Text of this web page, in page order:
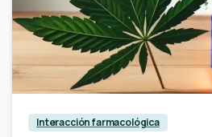
Interacción farmacológica